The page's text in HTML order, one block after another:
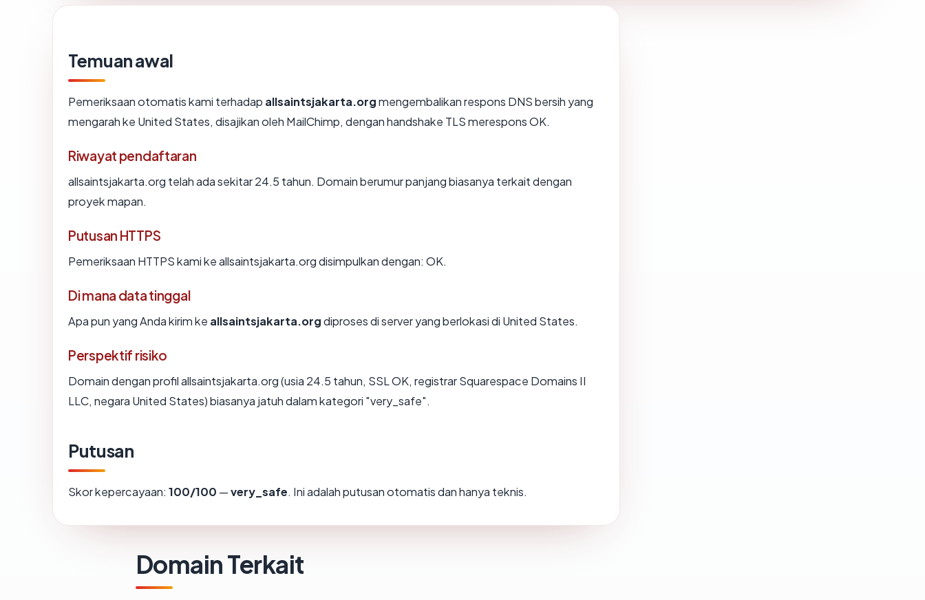
Temuan awal
Pemeriksaan otomatis kami terhadap allsaintsjakarta.orgmengembalikan respons DNS bersih yang
mengarah ke United States, disajikan oleh MailChimp, dengan handshake TLS merespons OK.
Riwayat pendaftaran
allsaintsjakarta.org telah ada sekitar 24.5 tahun. Domain berumur panjang biasanya terkait dengan
proyek mapan.
Putusan HTTPS
Pemeriksaan HTTPS kami ke allsaintsjakarta.org disimpulkan dengan: OK.
Di mana data tinggal
Apa pun yang Anda kirim ke allsaintsjakarta.orgdiproses di server yang berlokasi di United States.
Perspektif risiko
Domain dengan profil allsaintsjakarta.org (usia 24.5 tahun, SSL OK, registrar Squarespace Domains II
LLC, negara United States) biasanya jatuh dalam kategori "very_safe".
Putusan
Skor kepercayaan: 100/100 —very_safe. Ini adalah putusan otomatis dan hanya teknis.
Domain Terkait